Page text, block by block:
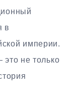
в
империи.
не только